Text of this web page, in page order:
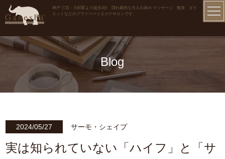
神戸 三宮・元町駅より徒歩3分、隠れ家的な大人の為の マッサージ、痩身、ダイ
エットなどのプライベートエステサロンです。
Blog
2024/05/27 サーモ・シェイプ
実は知られていない「ハイフ」と「サ